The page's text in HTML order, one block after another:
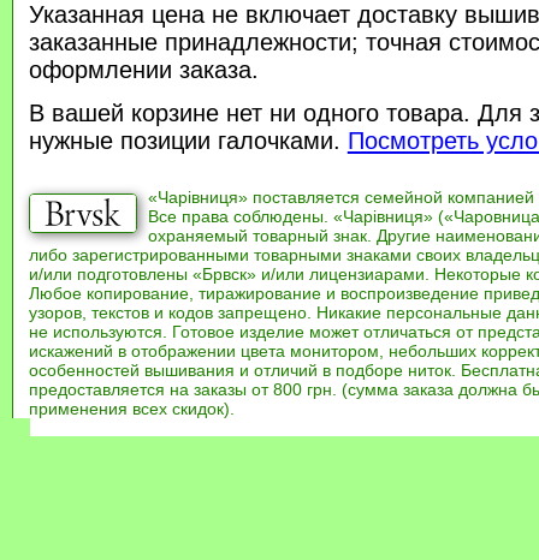
Указанная цена не включает доставку
заказанные принадлежности; точная
оформлении заказа.
В вашей корзине нет ни одного товара. Для
нужные позиции галочками. Посмотреть
«Чарівниця» поставляется семейной компанией
Все права соблюдены. «Чарівниця»
охраняемый товарный знак. Другие
либо зарегистрированными товарными знаками своих
и/или подготовлены «Брвск» и/или лицензиарами. Некоторые
Любое копирование, тиражирование и воспроизведение
узоров, текстов и кодов запрещено. Никакие персональные
не используются. Готовое изделие может отличаться от
искажений в отображении цвета монитором, небольших
особенностей вышивания и отличий в подборе ниток.
предоставляется на заказы от 800 грн. (сумма заказа должна
применения всех скидок).